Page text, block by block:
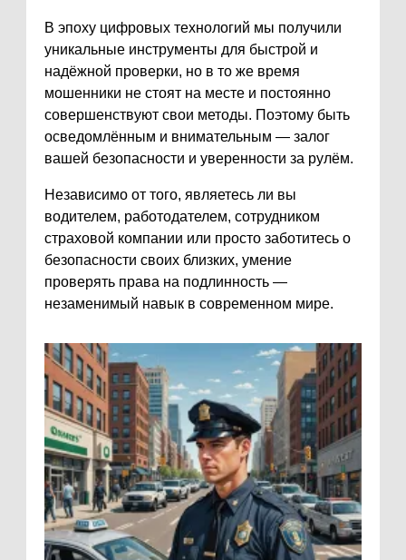
В эпоху цифровых технологий мы получили
уникальные инструменты для быстрой и
надёжной проверки, но в то же время
мошенники не стоят на месте и постоянно
совершенствуют свои методы. Поэтому быть
осведомлённым и внимательным — залог
вашей безопасности и уверенности за рулём.
Независимо от того, являетесь ли вы
водителем, работодателем, сотрудником
страховой компании или просто заботитесь о
безопасности своих близких, умение
проверять права на подлинность —
незаменимый навык в современном мире.